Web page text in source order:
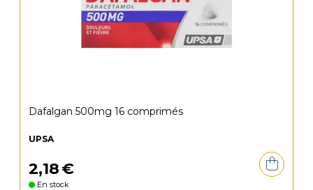
Dafalgan 500mg 16 comprimés
UPSA
2,18€
En stock